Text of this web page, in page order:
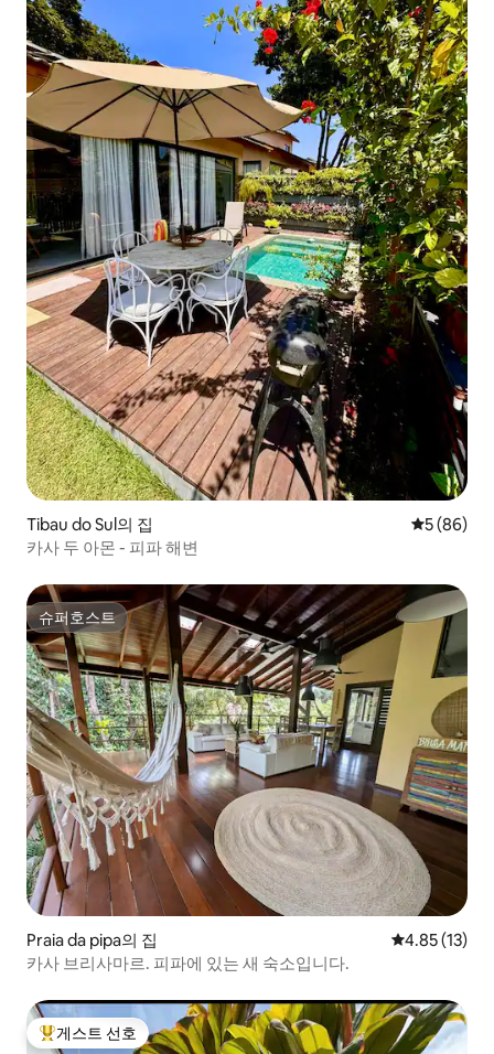
Tibau do Sul의 집 평점 5점(5
5 (86)
카사 두 아몬 - 피파 해변
슈퍼호스트
슈퍼호스트
Praia da pipa의 집 평점 4.85점
4.85 (13)
카사 브리사마르. 피파에 있는 새 숙소입니다.
상위 게스트 선호
게스트 선호